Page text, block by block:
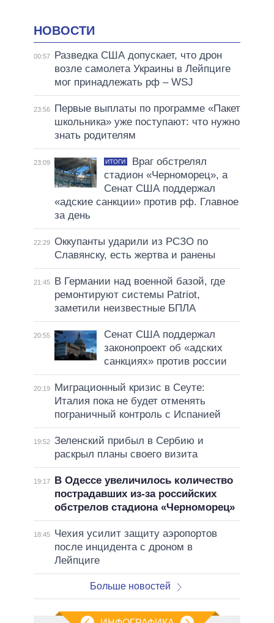
НОВОСТИ
00:57
Разведка США допускает, что дрон
возле самолета Украины в Лейпциге
мог принадлежать рф – WSJ
23:56
Первые выплаты по программе «Пакет
школьника» уже поступают: что нужно
знать родителям
23:09 ИТОГИ
Враг обстрелял
стадион «Черноморец», а
Сенат США поддержал
«адские санкции» против рф. Главное
за день
22:29 Оккупанты ударили из РСЗО по
Славянску, есть жертва и ранены
21:45
В Германии над военной базой, где
ремонтируют системы Patriot,
заметили неизвестные БПЛА
20:55
Сенат США поддержал
законопроект об «адских
санкциях» против россии
20:19
Миграционный кризис в Сеуте:
Италия пока не будет отменять
пограничный контроль с Испанией
19:52 Зеленский прибыл в Сербию и
раскрыл планы своего визита
19:17
В Одессе увеличилось количество
пострадавших из-за российских
обстрелов стадиона «Черноморец»
18:45
Чехия усилит защиту аэропортов
после инцидента с дроном в
Лейпциге
Больше новостей